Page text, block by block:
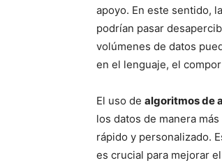
apoyo. En este sentido,
podrían pasar
volúmenes de datos
en el lenguaje, el
El uso de algoritmos de
los datos de manera
rápido y personalizado.
es crucial para mejorar